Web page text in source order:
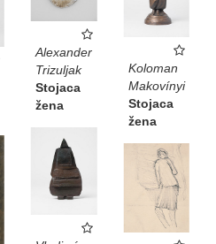
Alexander
Trizuljak
Stojaca
žena
Koloman
Makovínyi
Stojaca
žena